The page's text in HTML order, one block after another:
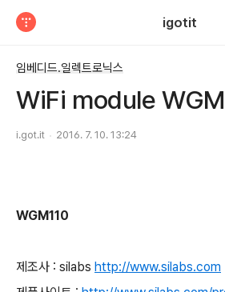
igotit
임베디드.일렉트로닉스
WiFi module
i.got.it 2016. 7. 10. 13:24
WGM110
제조사 : silabs http://www.silabs.com